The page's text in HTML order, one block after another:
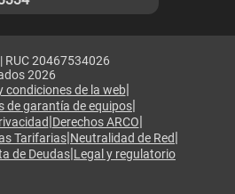
RUC 20467534026
2026
condiciones de la web|
de garantía de equipos|
|Derechos ARCO|
Tarifarias|Neutralidad de Red|
de Deudas|Legal y regulatorio